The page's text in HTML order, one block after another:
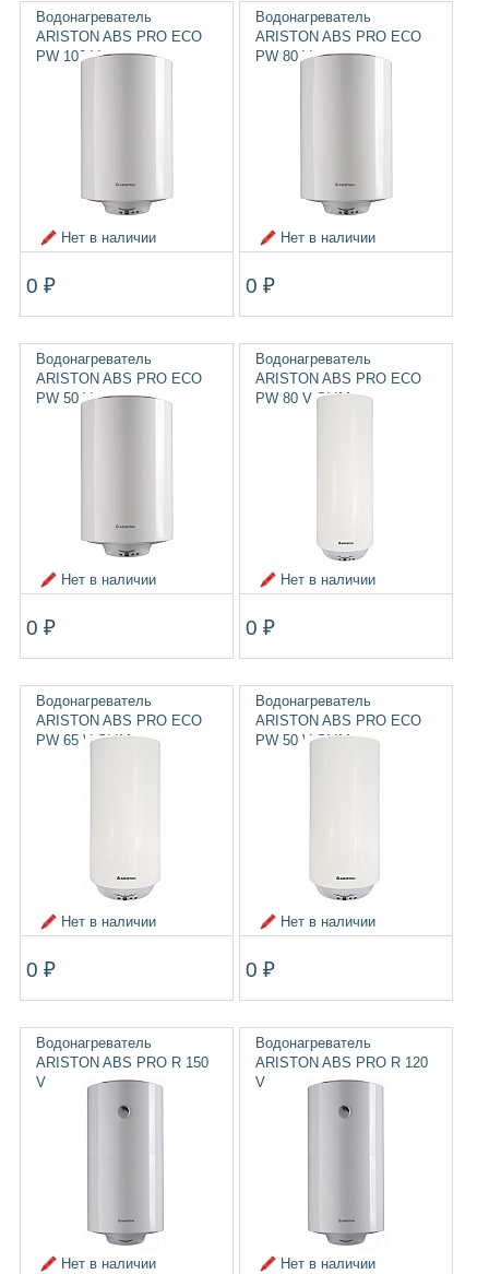
Водонагреватель
ARISTON ABS PRO ECO
PW 100 V
Нет в наличии
0 ₽
Водонагреватель
ARISTON ABS PRO ECO
PW 80 V
Нет в наличии
0 ₽
Водонагреватель
ARISTON ABS PRO ECO
PW 50 V
Нет в наличии
0 ₽
Водонагреватель
ARISTON ABS PRO ECO
PW 80 V SLIM
Нет в наличии
0 ₽
Водонагреватель
ARISTON ABS PRO ECO
PW 65 V SLIM
Нет в наличии
0 ₽
Водонагреватель
ARISTON ABS PRO ECO
PW 50 V SLIM
Нет в наличии
0 ₽
Водонагреватель
ARISTON ABS PRO R 150
V
Нет в наличии
Водонагреватель
ARISTON ABS PRO R 120
V
Нет в наличии